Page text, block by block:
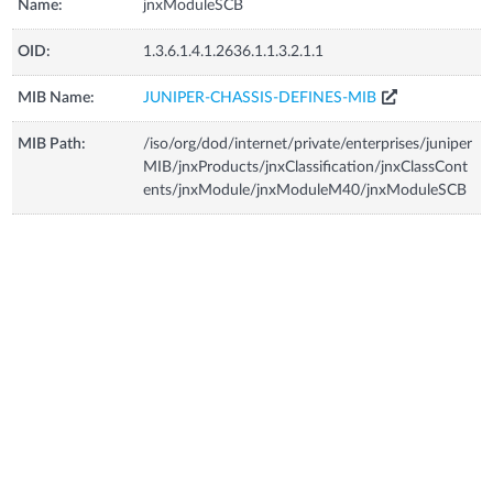
Name: jnxModuleSCB
OID: 1.3.6.1.4.1.2636.1.1.3.2.1.1
MIB Name: JUNIPER-CHASSIS-DEFINES-MIB
MIB Path:
/iso/org/dod/internet/private/enterprises/juniper
MIB/jnxProducts/jnxClassification/jnxClassCont
ents/jnxModule/jnxModuleM40/jnxModuleSCB